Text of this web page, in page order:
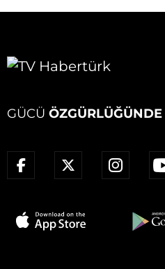
GÜCÜ ÖZGÜRLÜĞÜNDE